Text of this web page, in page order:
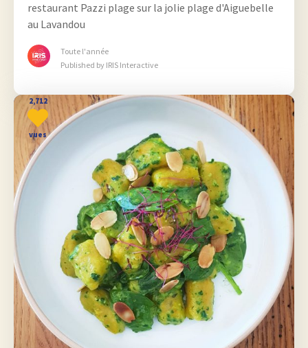
restaurant Pazzi plage sur la jolie plage d'Aiguebelle
au Lavandou
Toute l'année
Published by IRIS Interactive
2,712
vues